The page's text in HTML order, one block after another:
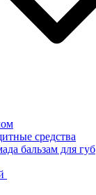
средства
бальзам для губ